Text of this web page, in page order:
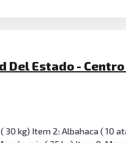
Del Estado -
kg) Item 2: Albahaca ( 10